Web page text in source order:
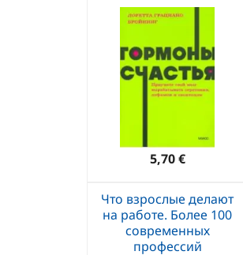
5,70 €
Что взрослые делают
на работе. Более 100
современных
профессий